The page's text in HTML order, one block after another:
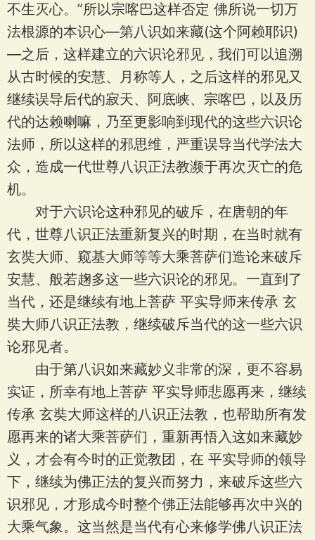
不生灭心。”所以宗喀巴这样否定 佛所说一切万
法根源的本识心—第八识如来藏(这个阿赖耶识)
—之后，这样建立的六识论邪见，我们可以追溯
从古时候的安慧、月称等人，之后这样的邪见又
继续误导后代的寂天、阿底峡、宗喀巴，以及历
代的达赖喇嘛，乃至更影响到现代的这些六识论
法师，所以这样的邪思维，严重误导当代学法大
众，造成一代世尊八识正法教濒于再次灭亡的危
机。
对于六识论这种邪见的破斥，在唐朝的年
代，世尊八识正法重新复兴的时期，在当时就有
玄奘大师、窥基大师等等大乘菩萨们造论来破斥
安慧、般若趜多这一些六识论的邪见。一直到了
当代，还是继续有地上菩萨 平实导师来传承 玄
奘大师八识正法教，继续破斥当代的这一些六识
论邪见者。
由于第八识如来藏妙义非常的深，更不容易
实证，所幸有地上菩萨 平实导师悲愿再来，继续
传承 玄奘大师这样的八识正法教，也帮助所有发
愿再来的诸大乘菩萨们，重新再悟入这如来藏妙
义，才会有今时的正觉教团，在 平实导师的领导
下，继续为佛正法的复兴而努力，来破斥这些六
识邪见，才形成今时整个佛正法能够再次中兴的
大乘气象。这当然是当代有心来修学佛八识正法